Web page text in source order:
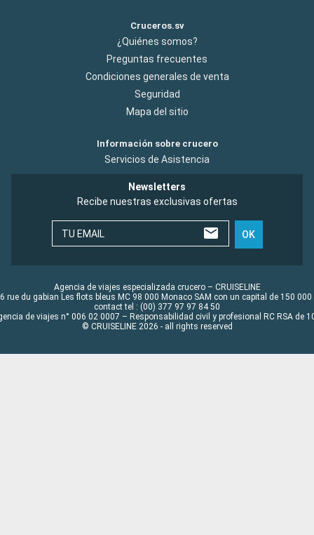
Cruceros.sv
¿Quiénes somos?
Preguntas frecuentes
Condiciones generales de venta
Seguridad
Mapa del sitio
Información sobre crucero
Servicios de Asistencia
Newsletters
Recibe nuestras exclusivas ofertas
TU EMAIL OK
Agencia de viajes especializada crucero – CRUISELINE
rue du gabian Les flots bleus MC 98 000 Monaco SAM con un capital de 150 000
contact tel : (00) 377 97 97 84 50
de viajes n° 006 02 0007 – Responsabilidad civil y profesional RC RSA de
© CRUISELINE 2026 - all rights reserved